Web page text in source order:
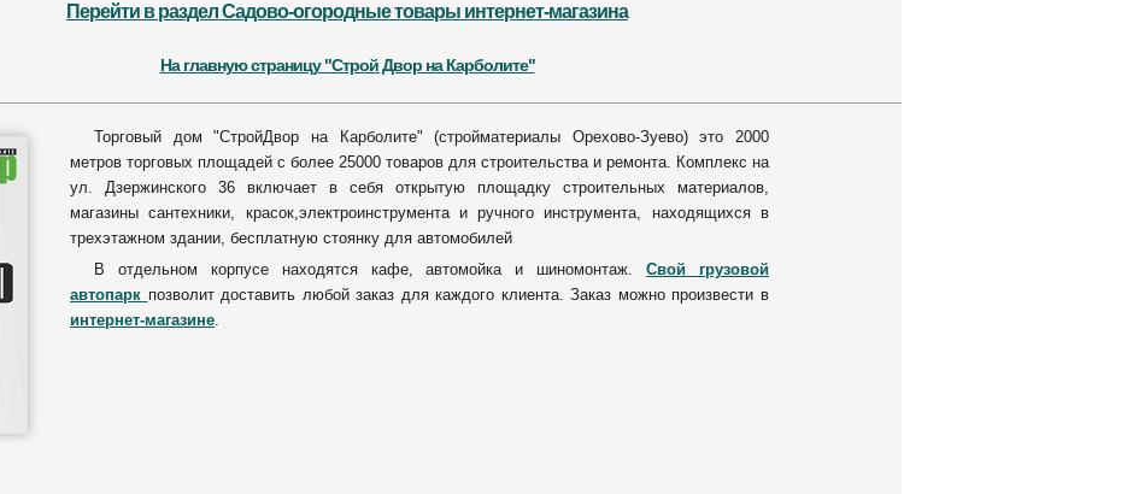
Перейти в раздел Садово-огородные товары интернет-магазина
На главную страницу "Строй Двор на Карболите"
Торговый дом "СтройДвор на Карболите" (стройматериалы Орехово-Зуево) это 2000
метров торговых площадей с более 25000 товаров для строительства и ремонта. Комплекс на
ул. Дзержинского 36 включает в себя открытую площадку строительных материалов,
магазины сантехники, красок,электроинструмента и ручного инструмента, находящихся в
трехэтажном здании, бесплатную стоянку для автомобилей
В отдельном корпусе находятся кафе, автомойка и шиномонтаж.Свой грузовой
автопарк позволит доставить любой заказ для каждого клиента. Заказ можно произвести в
интернет-магазине.